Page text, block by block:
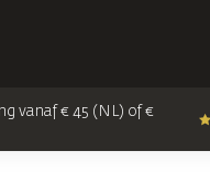
vanaf € 45 (NL) of €